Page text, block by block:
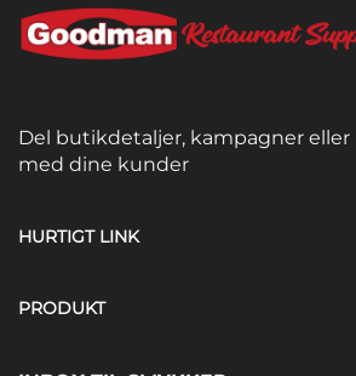
Del butikdetaljer, kampagner
med dine kunder
HURTIGT LINK
PRODUKT